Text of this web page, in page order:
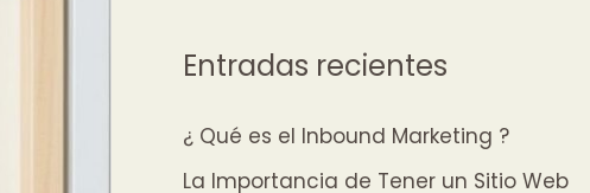
c
r
p
Entradas recientes
¿ Qué es el Inbound Marketing ?
La Importancia de Tener un Sitio Web